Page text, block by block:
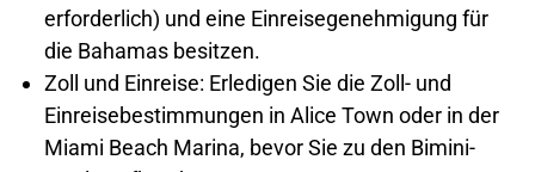
erforderlich) und eine Einreisegenehmigung für
die Bahamas besitzen.
Zoll und Einreise: Erledigen Sie die Zoll- und
Einreisebestimmungen in Alice Town oder in der
Miami Beach Marina, bevor Sie zu den Bimini-